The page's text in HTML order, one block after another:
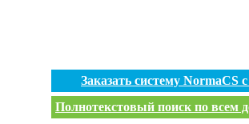
Заказать систему
Полнотекстовый поиск по всем